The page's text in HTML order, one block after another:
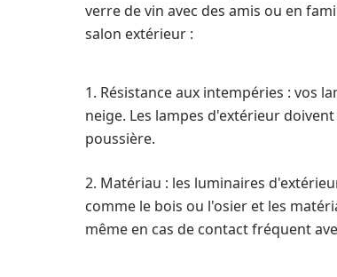
verre de vin avec des amis ou en
salon extérieur :
1. Résistance aux intempéries : vos
neige. Les lampes d'extérieur
poussière.
2. Matériau : les luminaires
comme le bois ou l'osier et les
même en cas de contact fréquent